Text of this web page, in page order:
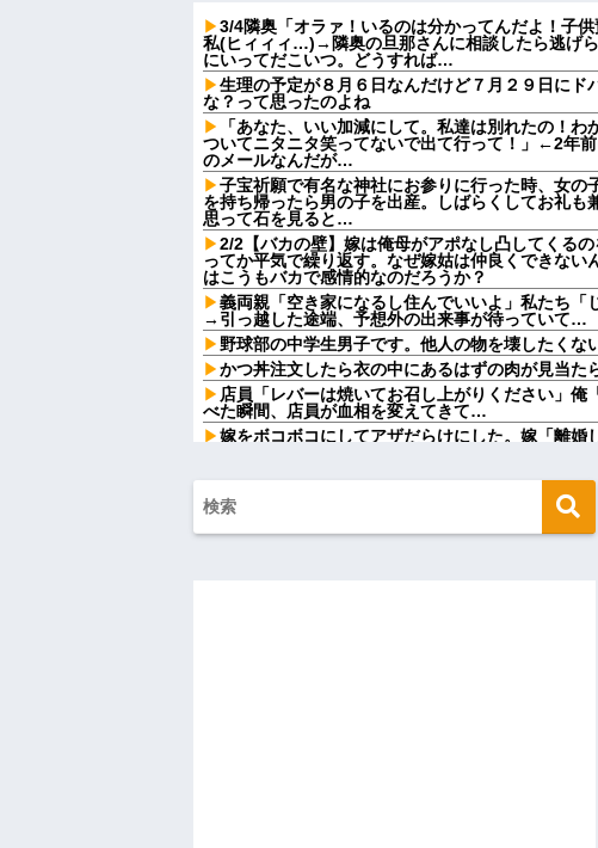
3/4隣奥「オラァ！いるのは分かってんだよ！子供
私(ヒィィィ…)→隣奥の旦那さんに相談したら逃げ
にいってだこいつ。どうすれば…
生理の予定が８月６日なんだけど７月２９日にド
な？って思ったのよね
「あなた、いい加減にして。私達は別れたの！わ
ついてニタニタ笑ってないで出て行って！」←2年
のメールなんだが…
子宝祈願で有名な神社にお参りに行った時、女の
を持ち帰ったら男の子を出産。しばらくしてお礼も
思って石を見ると…
2/2【バカの壁】嫁は俺母がアポなし凸してくる
ってか平気で繰り返す。なぜ嫁姑は仲良くできない
はこうもバカで感情的なのだろうか？
義両親「空き家になるし住んでいいよ」私たち「
→引っ越した途端、予想外の出来事が待っていて…
野球部の中学生男子です。他人の物を壊したくな
かつ丼注文したら衣の中にあるはずの肉が見当た
店員「レバーは焼いてお召し上がりください」
べた瞬間、店員が血相を変えてきて…
嫁をボコボコにしてアザだらけにした。嫁「離婚
岡田斗司夫「人間の本音としてブサイクを見たら
どうとるんだ」
【衝撃】浅田真央ちゃんの婚活条件がこちら←む
w w w w w w w
劇場版映画ちいかわTHE MOVIE、明日興行収入
【悲報】同性愛者女さん「女と付き合うの地獄
【復讐】 絶対に「植えてはいけない植物」を小
トメ「この子は義実家の顔じゃない！嫁が義妹
「DNA鑑定します？」義妹旦那「もちろんです」
姉「下着に違和感がある！イタズラしたでしょ
が寝ている間にイタズラしたと勘違いされているの
ハードオフに売っていた4万4000円のフィギュア
私「ちょっと、人の家の金庫触らないでよ！」